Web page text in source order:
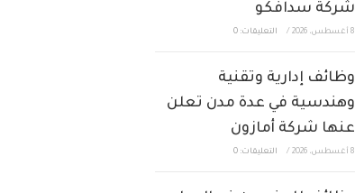
شركة سدافكو
8 أغسطس، 2026 / التعليقات: 0
وظائف إدارية وتقنية
وهندسية في عدة مدن تعلن
عنها شركة أمازون
8 أغسطس، 2026 / التعليقات: 0